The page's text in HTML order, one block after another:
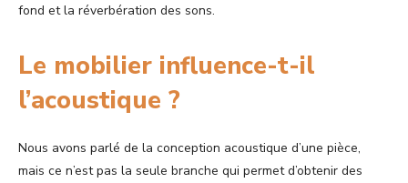
fond et la réverbération des sons.
Le mobilier influence-t-il
l’acoustique ?
Nous avons parlé de la conception acoustique d’une pièce,
mais ce n’est pas la seule branche qui permet d’obtenir des